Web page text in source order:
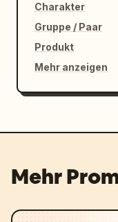
Charakter
Gruppe / Paar
Produkt
Mehr anzeigen
Mehr